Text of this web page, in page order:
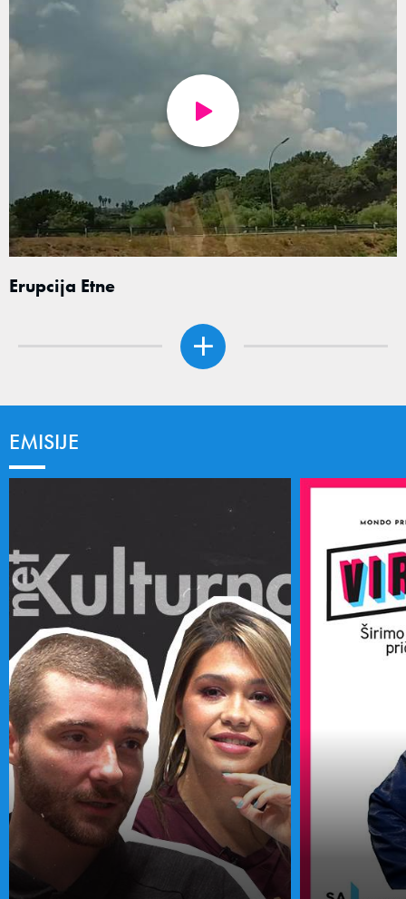
Erupcija Etne
EMISIJE